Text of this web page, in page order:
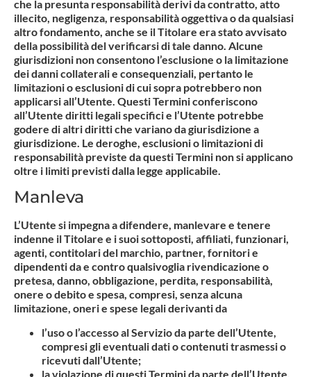
che la presunta responsabilità derivi da contratto, atto
illecito, negligenza, responsabilità oggettiva o da qualsiasi
altro fondamento, anche se il Titolare era stato avvisato
della possibilità del verificarsi di tale danno. Alcune
giurisdizioni non consentono l’esclusione o la limitazione
dei danni collaterali e consequenziali, pertanto le
limitazioni o esclusioni di cui sopra potrebbero non
applicarsi all’Utente. Questi Termini conferiscono
all’Utente diritti legali specifici e l’Utente potrebbe
godere di altri diritti che variano da giurisdizione a
giurisdizione. Le deroghe, esclusioni o limitazioni di
responsabilità previste da questi Termini non si applicano
oltre i limiti previsti dalla legge applicabile.
Manleva
L’Utente si impegna a difendere, manlevare e tenere
indenne il Titolare e i suoi sottoposti, affiliati, funzionari,
agenti, contitolari del marchio, partner, fornitori e
dipendenti da e contro qualsivoglia rivendicazione o
pretesa, danno, obbligazione, perdita, responsabilità,
onere o debito e spesa, compresi, senza alcuna
limitazione, oneri e spese legali derivanti da
l’uso o l’accesso al Servizio da parte dell’Utente,
compresi gli eventuali dati o contenuti trasmessi o
ricevuti dall’Utente;
la violazione di questi Termini da parte dell’Utente,